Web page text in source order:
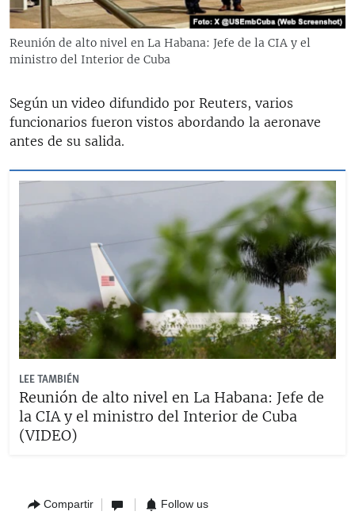
Reunión de alto nivel en La Habana: Jefe de la CIA y el
ministro del Interior de Cuba
Según un video difundido por Reuters, varios
funcionarios fueron vistos abordando la aeronave
antes de su salida.
LEE TAMBIÉN
Reunión de alto nivel en La Habana: Jefe de
la CIA y el ministro del Interior de Cuba
(VIDEO)
Compartir Follow us